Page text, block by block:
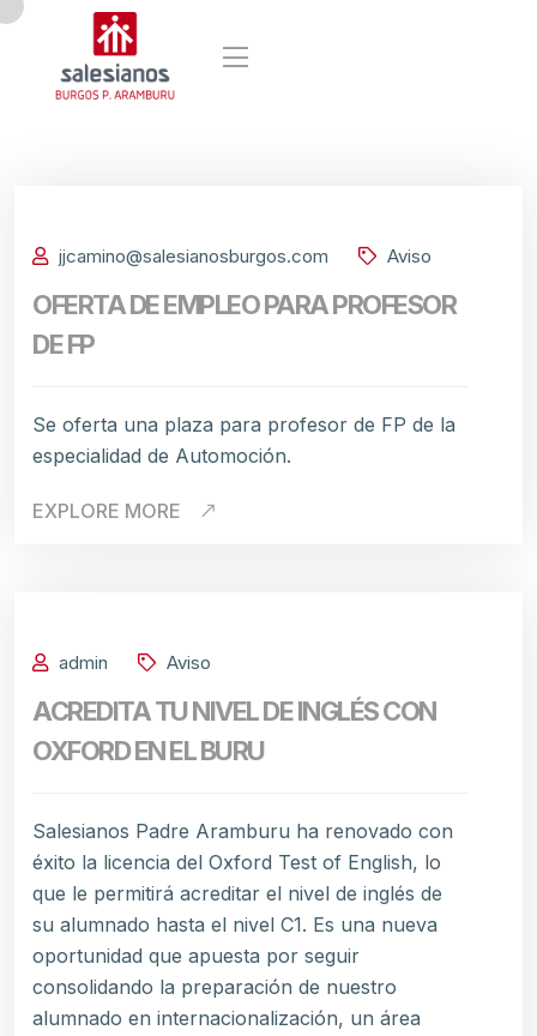
jjcamino@salesianosburgos.com Aviso
OFERTA DE EMPLEO PARA PROFESOR
DE FP
Se oferta una plaza para profesor de FP de la
especialidad de Automoción.
EXPLORE MORE
admin Aviso
ACREDITA TU NIVEL DE INGLÉS CON
OXFORD EN EL BURU
Salesianos Padre Aramburu ha renovado con
éxito la licencia del Oxford Test of English, lo
que le permitirá acreditar el nivel de inglés de
su alumnado hasta el nivel C1. Es una nueva
oportunidad que apuesta por seguir
consolidando la preparación de nuestro
alumnado en internacionalización, un área